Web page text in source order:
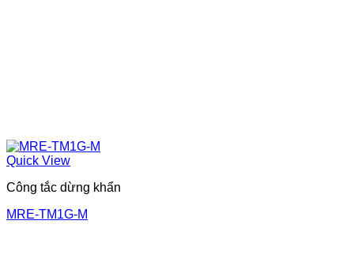
Quick View
Công tắc dừng khẩn
MRE-TM1G-M